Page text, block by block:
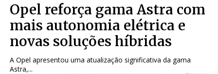
Opel reforça gama Astra com
mais autonomia elétrica e
novas soluções híbridas
A Opel apresentou uma atualização significativa da gama
Astra,...